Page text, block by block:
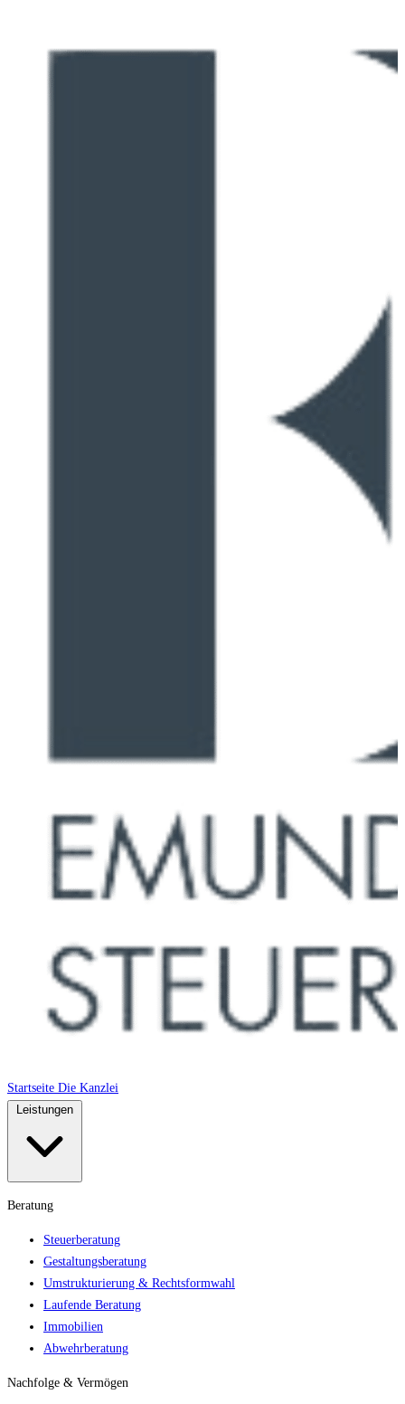
Startseite Die Kanzlei
Beratung
Steuerberatung
Gestaltungsberatung
Umstrukturierung & Rechtsformwahl
Laufende Beratung
Immobilien
Abwehrberatung
Nachfolge & Vermögen